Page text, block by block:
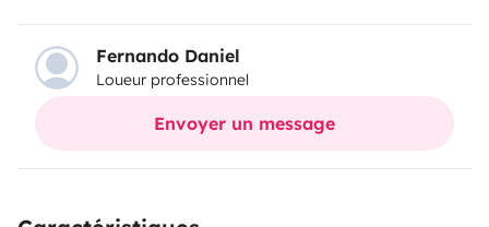
camas gemelasen la parte trasera y unsalón con
mesa centralque favorece la convivencia. Las camas
traseras pueden transformarse en una
matrimonio maxi
puerta de separación plisadaque divide la zona de
Fernando Daniel
Loueur professionnel
Envoyer un message